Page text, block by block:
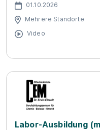
01.10.2026
Mehrere Standorte
Video
Labor-Ausbildung